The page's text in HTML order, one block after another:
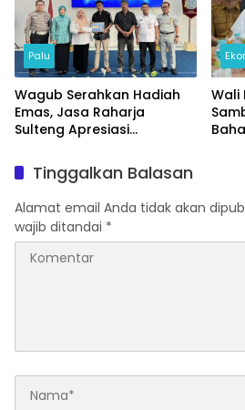
Palu
Wagub Serahkan Hadiah
Emas, Jasa Raharja
Sulteng Apresiasi
Wali
Tinggalkan Balasan
Alamat email Anda tidak akan
wajib ditandai *